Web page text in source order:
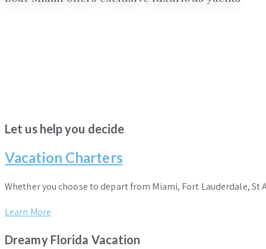
Let us help you decide
Vacation Charters
Whether you choose to depart from Miami, Fort Lauderdale, St
Learn More
Dreamy Florida Vacation